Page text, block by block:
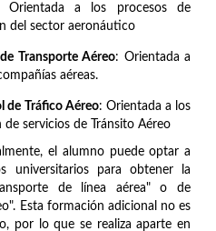
Orientada a los procesos de
del sector aeronáutico
Transporte Aéreo: Orientada a
aéreas.
de Tráfico Aéreo: Orientada a los
servicios de Tránsito Aéreo
el alumno puede optar a
universitarios para obtener la
de línea aérea" o de
Esta formación adicional no es
por lo que se realiza aparte en